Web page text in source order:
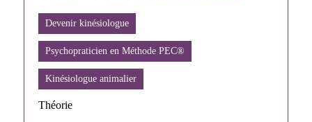
Devenir kinésiologue
Psychopraticien en Méthode PEC®
Kinésiologue animalier
Théorie